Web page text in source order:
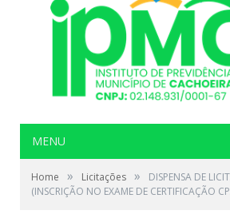
MENU
Home » Licitações »
DISPENSA DE
(INSCRIÇÃO NO EXAME DE CERTIFICAÇÃO